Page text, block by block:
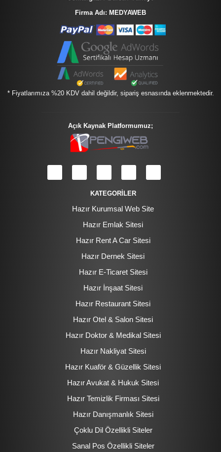
Firma Adı: MEDYAWEB
* Fiyatlarımıza %20 KDV dahil değildir, sipariş esnasında eklenmektedir.
Açık Kaynak Platformumuz;
KATEGORİLER
Hazır Kurumsal Web Site
Hazır Emlak Sitesi
Hazır Rent A Car Sitesi
Hazır Dernek Sitesi
Hazır E-Ticaret Sitesi
Hazır İnşaat Sitesi
Hazır Restaurant Sitesi
Hazır Otel & Salon Sitesi
Hazır Doktor & Medikal Sitesi
Hazır Nakliyat Sitesi
Hazır Kuaför & Güzellik Sitesi
Hazır Avukat & Hukuk Sitesi
Hazır Temizlik Firması Sitesi
Hazır Danışmanlık Sitesi
Çoklu Dil Özellikli Siteler
Sanal Pos Özellikli Siteler